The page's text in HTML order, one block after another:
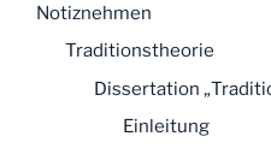
Notiznehmen
Traditionstheorie
Dissertation
Einleitung